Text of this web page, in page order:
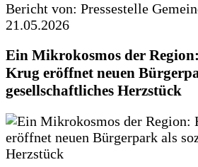
Bericht von: Pressestelle
21.05.2026
Ein Mikrokosmos der
Krug eröffnet neuen
gesellschaftliches Herzstück